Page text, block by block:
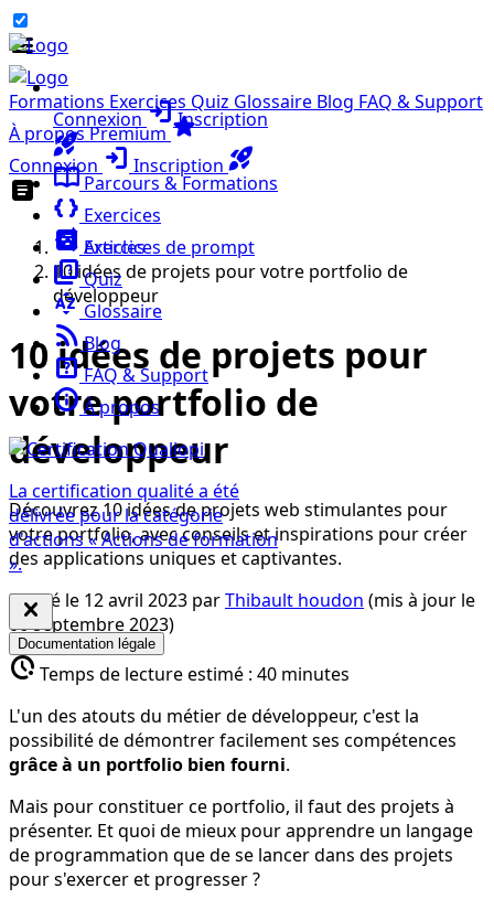
Connexion loginInscription
rocket_launch
import_contacts Parcours & Formations
data_object Exercices
auto_awesome Exercices de prompt
quizQuiz
sort_by_alpha Glossaire
rss_feed Blog
help_centerFAQ & Support
infoÀ propos
La certification qualité a été
délivrée pour la catégorie
d'actions « Actions de formation
».
close
Documentation légale
menu
Formations Exercices Quiz Glossaire Blog FAQ & Support
À proposPremium star
Connexion login Inscription rocket_launch
article
article Articles
10 idées de projets pour votre portfolio de
développeur
10 idées de projets pour
votre portfolio de
développeur
Découvrez 10 idées de projets web stimulantes pour
votre portfolio, avec conseils et inspirations pour créer
des applications uniques et captivantes.
Publié le 12 avril 2023 parThibault houdon (mis à jour le
06 septembre 2023)
pace Temps de lecture estimé : 40 minutes
L'un des atouts du métier de développeur, c'est la
possibilité de démontrer facilement ses compétences
grâce à un portfolio bien fourni.
Mais pour constituer ce portfolio, il faut des projets à
présenter. Et quoi de mieux pour apprendre un langage
de programmation que de se lancer dans des projets
pour s'exercer et progresser ?